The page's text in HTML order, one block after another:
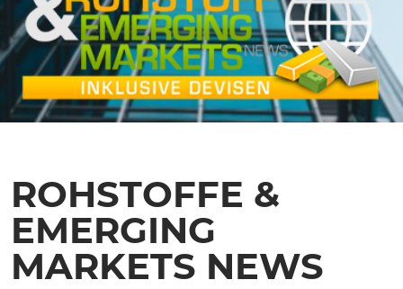
ROHSTOFFE &
EMERGING
MARKETS NEWS